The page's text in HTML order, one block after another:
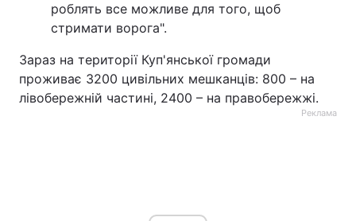
роблять все можливе для того, щоб
стримати ворога".
Зараз на території Куп'янської громади
проживає 3200 цивільних мешканців: 800 – на
лівобережній частині, 2400 – на правобережжі.
Реклама